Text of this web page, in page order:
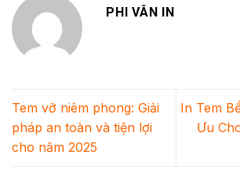
PHI VÂN IN
Tem vỡ niêm phong: Giải
pháp an toàn và tiện lợi
cho năm 2025
In Tem
Ưu